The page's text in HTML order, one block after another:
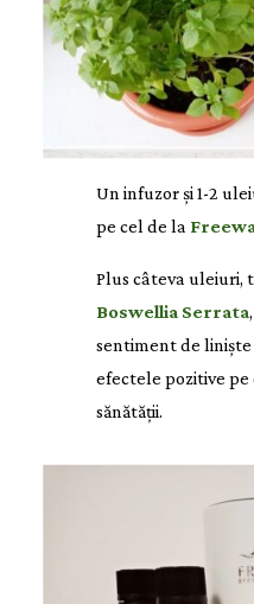
Un infuzor și 1-2
pe cel de la
Plus câteva uleiuri,
Boswellia Serrata
sentiment de liniște
efectele pozitive pe
sănătății.